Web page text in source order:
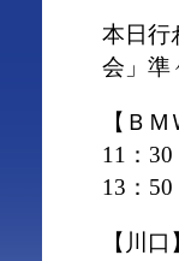
本日行
会」準
【ＢＭ
11：
13：
【川口